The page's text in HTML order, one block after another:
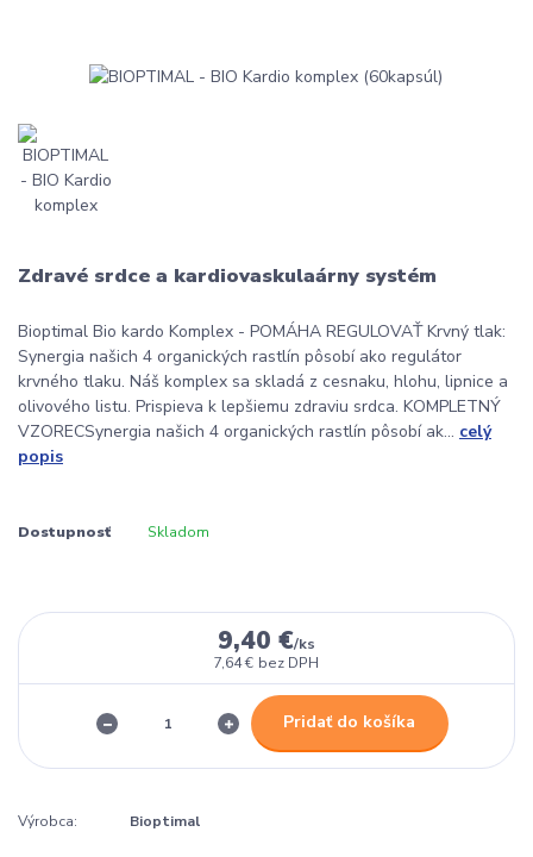
Zdravé srdce a kardiovaskulaárny systém
Bioptimal Bio kardo Komplex - POMÁHA REGULOVAŤ Krvný tlak:
Synergia našich 4 organických rastlín pôsobí ako regulátor
krvného tlaku. Náš komplex sa skladá z cesnaku, hlohu, lipnice a
olivového listu. Prispieva k lepšiemu zdraviu srdca. KOMPLETNÝ
VZORECSynergia našich 4 organických rastlín pôsobí ak... celý
popis
Dostupnosť Skladom
9,40 €/ks
7,64 € bez DPH
Pridať do košíka
Výrobca: Bioptimal